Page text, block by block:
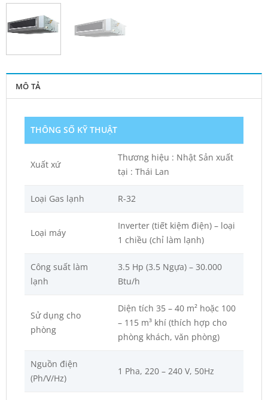
MÔ TẢ
THÔNG SỐ KỸ THUẬT
Xuất xứ
Thương hiệu : Nhật Sản xuất
tại : Thái Lan
Loại Gas lạnh R-32
Loại máy
Inverter (tiết kiệm điện) – loại
1 chiều (chỉ làm lạnh)
Công suất làm
lạnh
3.5 Hp (3.5 Ngựa) – 30.000
Btu/h
Sử dụng cho
phòng
Diện tích 35 – 40 m² hoặc 100
– 115 m³ khí (thích hợp cho
phòng khách, văn phòng)
Nguồn điện
(Ph/V/Hz)
1 Pha, 220 – 240 V, 50Hz